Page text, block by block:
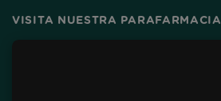
VISITA NUESTRA PARAFARMACIA